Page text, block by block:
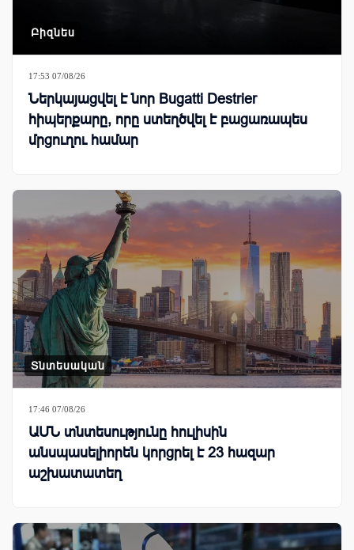
Բիզնես
17:53 07/08/26
Ներկայացվել է նոր Bugatti Destrier
հիպերքարը, որը ստեղծվել է բացառապես
մրցուղու համար
Տնտեսական
17:46 07/08/26
ԱՄՆ տնտեսությունը հուլիսին
անսպասելիորեն կորցրել է 23 հազար
աշխատատեղ